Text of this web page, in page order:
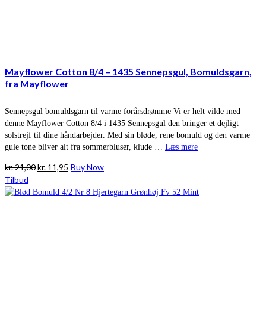
Mayflower Cotton 8/4 – 1435 Sennepsgul, Bomuldsgarn,
fra Mayflower
Sennepsgul bomuldsgarn til varme forårsdrømme Vi er helt vilde med
denne Mayflower Cotton 8/4 i 1435 Sennepsgul den bringer et dejligt
solstrejf til dine håndarbejder. Med sin bløde, rene bomuld og den varme
gule tone bliver alt fra sommerbluser, klude … Læs mere
kr.21,00Den
pris
kr. 11,95 Den
pris
Buy Now
Tilbud